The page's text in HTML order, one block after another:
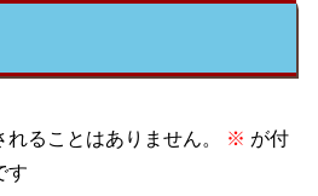
ることはありません。 ※ が付
す